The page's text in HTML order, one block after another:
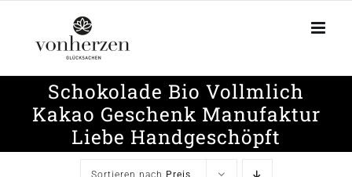
springen
Schokolade Bio Vollmlich
Kakao Geschenk Manufaktur
Liebe Handgeschöpft
Sortieren nach Preis